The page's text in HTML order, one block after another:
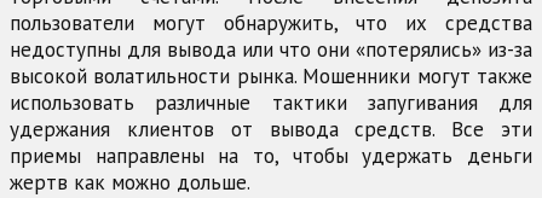
пользователи могут обнаружить, что их средства
недоступны для вывода или что они «потерялись» из-за
высокой волатильности рынка. Мошенники могут также
использовать различные тактики запугивания для
удержания клиентов от вывода средств. Все эти
приемы направлены на то, чтобы удержать деньги
жертв как можно дольше.